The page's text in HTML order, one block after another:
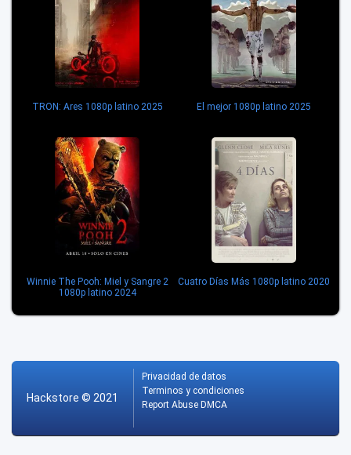
TRON: Ares 1080p latino 2025 El mejor 1080p latino 2025
Winnie The Pooh: Miel y Sangre 2
1080p latino 2024
Cuatro Días Más 1080p latino 2020
Hackstore © 2021
Privacidad de datos
Terminos y condiciones
Report Abuse DMCA